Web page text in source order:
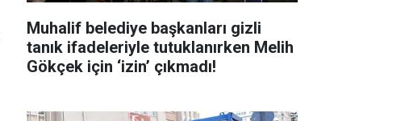
Muhalif belediye başkanları gizli
tanık ifadeleriyle tutuklanırken Melih
Gökçek için ‘izin’ çıkmadı!